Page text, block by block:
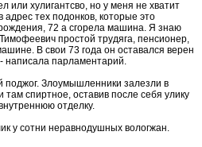
или хулигантсво, но у меня не хватит
адрес тех подонков, которые это
72 а сгорела машина. Я знаю
простой трудяга, пенсионер,
В свои 73 года он оставался верен
написала парламентарий.
поджог. Злоумышленники залезли в
там спиртное, оставив после себя улику
отделку.
у сотни неравнодушных вологжан.